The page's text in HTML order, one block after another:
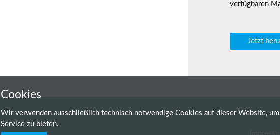
verfügbaren
Jetzt
Cookies
Wir verwenden ausschließlich technisch notwendige Cookies auf dieser Website,
Service zu bieten.